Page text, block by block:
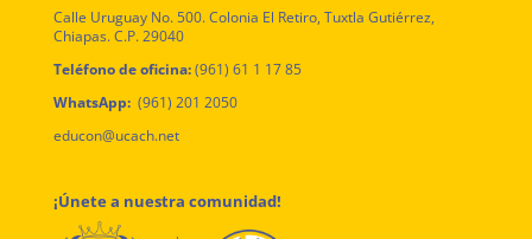
Calle Uruguay No. 500. Colonia El Retiro, Tuxtla Gutiérrez,
Chiapas. C.P. 29040
Teléfono de oficina:(961) 61 1 17 85
WhatsApp:(961) 201 2050
educon@ucach.net
¡Únete a nuestra comunidad!